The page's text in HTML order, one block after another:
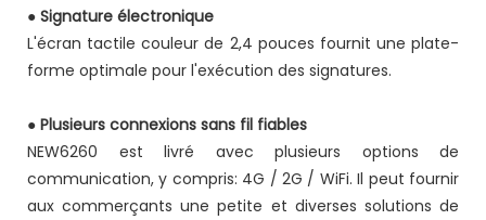
● Signature électronique
L'écran tactile couleur de 2,4 pouces fournit une plate-
forme optimale pour l'exécution des signatures.
● Plusieurs connexions sans fil fiables
NEW6260 est livré avec plusieurs options de
communication, y compris: 4G / 2G / WiFi. Il peut fournir
aux commerçants une petite et diverses solutions de